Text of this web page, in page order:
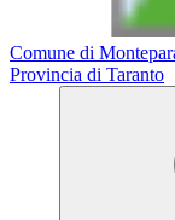
Comune di
Provincia di Taranto